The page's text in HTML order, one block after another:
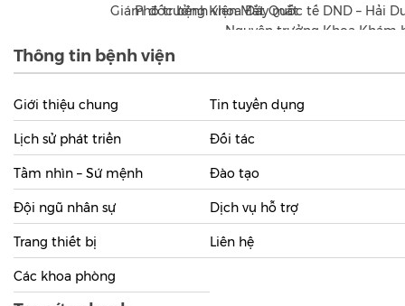
Giám đốc bệnh viện Mắt Quốc tế DND – Hải Dương
Nguyên trưởng Khoa Khám bệnh
Thông tin bệnh viện
Giới thiệu chung
Lịch sử phát triển
Tầm nhìn – Sứ mệnh
Đội ngũ nhân sự
Trang thiết bị
Tin tuyển dụng
Đối tác
Đào tạo
Dịch vụ hỗ trợ